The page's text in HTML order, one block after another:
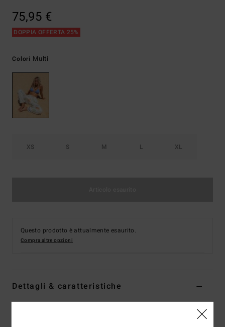
75,95 €
DOPPIA OFFERTA 25%
Colori Multi
XS S M L XL
Questo prodotto è attualmente esaurito.
Compra altre opzioni
Dettagli & caratteristiche